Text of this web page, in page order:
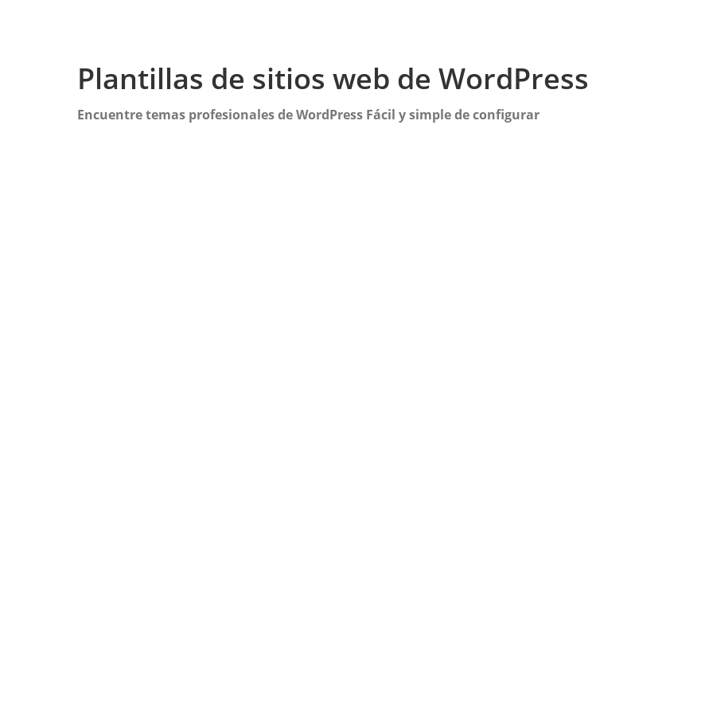
Plantillas de sitios web de WordPress
Encuentre temas profesionales de WordPress Fácil y simple de configurar